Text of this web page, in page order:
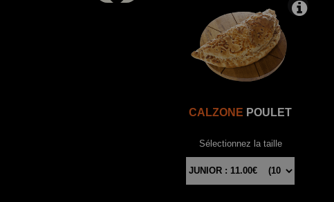
CALZONE POULET
Sélectionnez la taille